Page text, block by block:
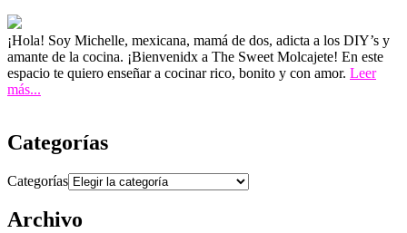
¡Hola! Soy Michelle, mexicana, mamá de dos, adicta a los DIY’s y
amante de la cocina. ¡Bienvenidx a The Sweet Molcajete! En este
espacio te quiero enseñar a cocinar rico, bonito y con amor. Leer
más...
Categorías
Categorías
Archivo